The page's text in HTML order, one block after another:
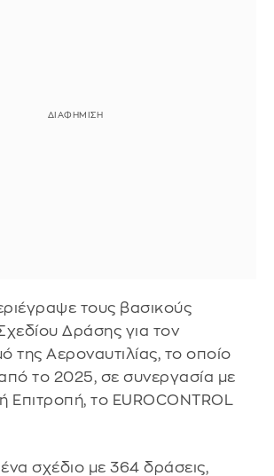
τους βασικούς
Δράσης για τον
της Αεροναυτιλίας, το οποίο
το 2025, σε συνεργασία με
Επιτροπή, το EUROCONTROL
ένα σχέδιο με 364 δράσεις,